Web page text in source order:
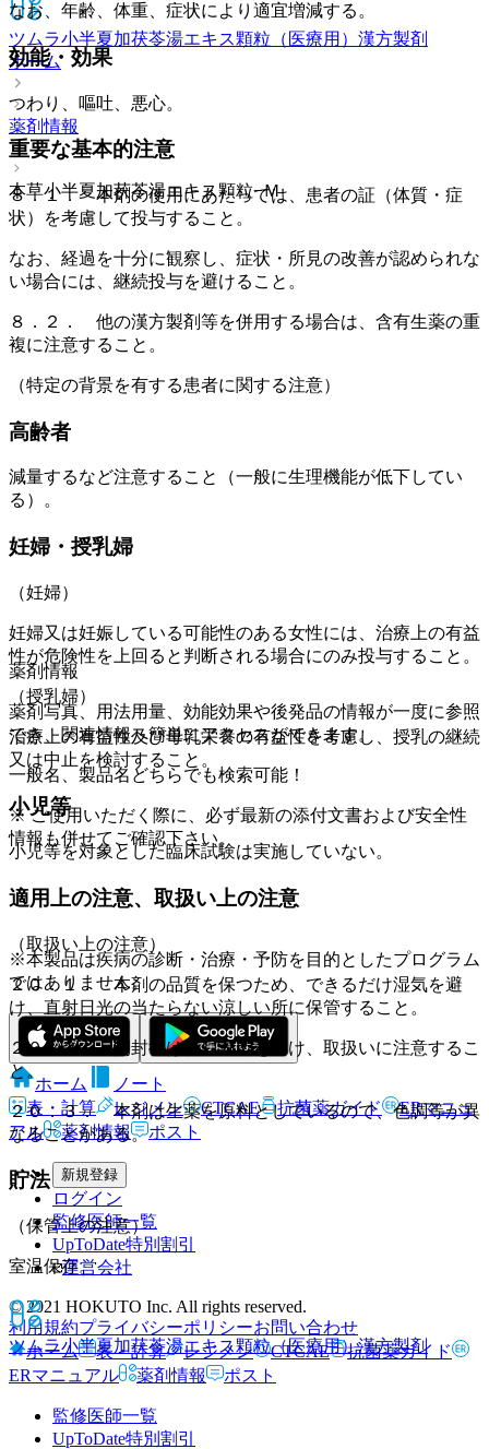
ツムラ小半夏加茯苓湯エキス顆粒（医療用） 漢方製剤
ホーム
薬剤情報
本草小半夏加茯苓湯エキス顆粒−Ｍ
なお、年齢、体重、症状により適宜増減する。
効能・効果
つわり、嘔吐、悪心。
重要な基本的注意
８．１． 本剤の使用にあたっては、患者の証（体質・症
状）を考慮して投与すること。
なお、経過を十分に観察し、症状・所見の改善が認められな
い場合には、継続投与を避けること。
８．２． 他の漢方製剤等を併用する場合は、含有生薬の重
複に注意すること。
（特定の背景を有する患者に関する注意）
高齢者
減量するなど注意すること（一般に生理機能が低下してい
る）。
妊婦・授乳婦
（妊婦）
妊婦又は妊娠している可能性のある女性には、治療上の有益
性が危険性を上回ると判断される場合にのみ投与すること。
（授乳婦）
治療上の有益性及び母乳栄養の有益性を考慮し、授乳の継続
又は中止を検討すること。
小児等
小児等を対象とした臨床試験は実施していない。
適用上の注意、取扱い上の注意
（取扱い上の注意）
２０．１． 本剤の品質を保つため、できるだけ湿気を避
け、直射日光の当たらない涼しい所に保管すること。
２０．２． 開封後は特に湿気を避け、取扱いに注意するこ
と。
２０．３． 本剤は生薬を原料としているので、色調等が異
なることがある。
貯法
（保管上の注意）
室温保存。
ツムラ小半夏加茯苓湯エキス顆粒（医療用）漢方製剤
薬剤情報
薬剤写真、用法用量、効能効果や後発品の情報が一度に参照
でき、関連情報へ簡単にアクセスができます。
一般名、製品名どちらでも検索可能！
※ ご使用いただく際に、必ず最新の添付文書および安全性
情報も併せてご確認下さい。
※本製品は疾病の診断・治療・予防を目的としたプログラム
ではありません。
ホーム
ノート
表・計算
レジメン CTCAE 抗菌薬ガイド
ERマニュ
アル
薬剤情報 ポスト
新規登録
ログイン
監修医師一覧
UpToDate特別割引
運営会社
© 2021 HOKUTO Inc. All rights reserved.
利用規約プライバシーポリシーお問い合わせ
ホーム
表・計算 レジメン CTCAE
抗菌薬ガイド
ERマニュアル
薬剤情報 ポスト
監修医師一覧
UpToDate特別割引